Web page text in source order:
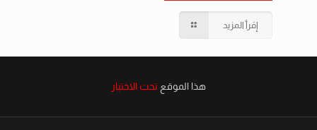
إقرأ المزيد
هذا الموقع تحت الاختبار